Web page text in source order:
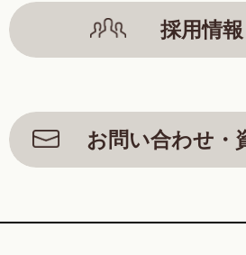
採用情報
お問い合わせ・